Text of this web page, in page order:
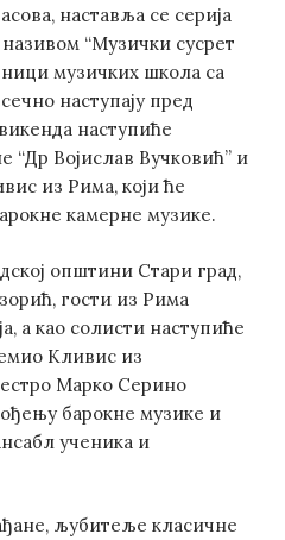
наставља се серија
“Музички сусрет
музичких школа са
наступају пред
наступиће
Војислав Вучковић” и
из Рима, који ће
камерне музике.
општини Стари град,
гости из Рима
а као солисти наступиће
Кливис из
Марко Серино
барокне музике и
ученика и
љубитеље класичне